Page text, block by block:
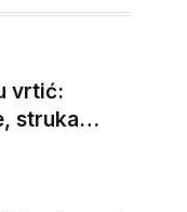
vrtić:
struka
nauci